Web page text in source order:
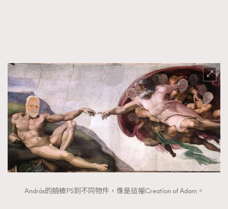
András的臉被PS到不同物件，像是這幅Creation of Adam。